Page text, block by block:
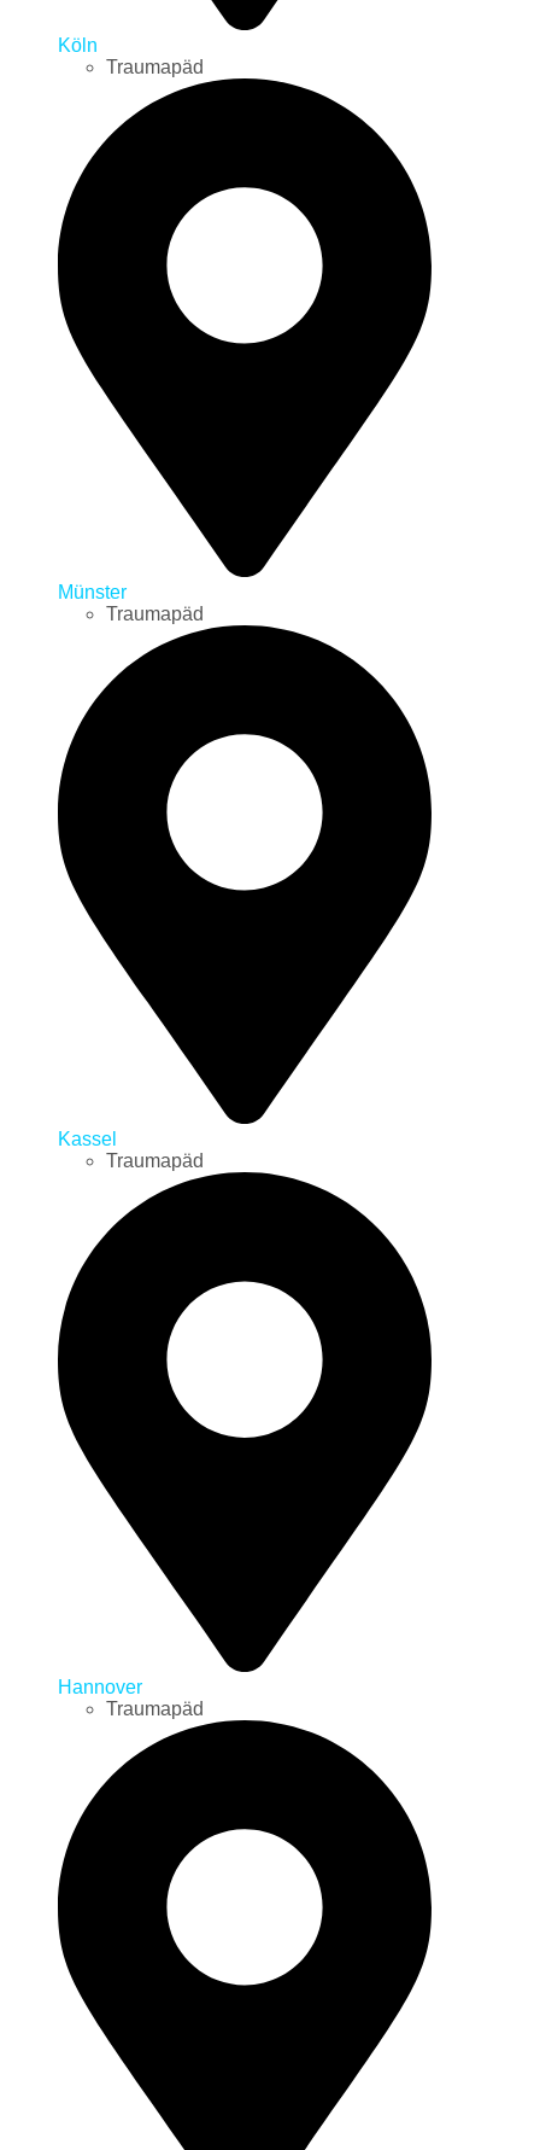
Köln
Traumapäd
Münster
Traumapäd
Kassel
Traumapäd
Hannover
Traumapäd